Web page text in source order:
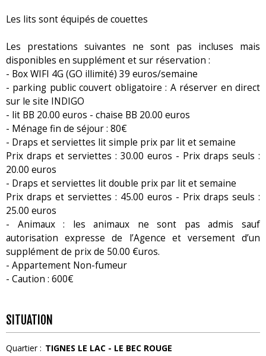
Les lits sont équipés de couettes
Les prestations suivantes ne sont pas incluses mais
disponibles en supplément et sur réservation :
- Box WIFI 4G (GO illimité) 39 euros/semaine
- parking public couvert obligatoire : A réserver en direct
sur le site INDIGO
- lit BB 20.00 euros - chaise BB 20.00 euros
- Ménage fin de séjour : 80€
- Draps et serviettes lit simple prix par lit et semaine
Prix draps et serviettes : 30.00 euros - Prix draps seuls :
20.00 euros
- Draps et serviettes lit double prix par lit et semaine
Prix draps et serviettes : 45.00 euros - Prix draps seuls :
25.00 euros
- Animaux : les animaux ne sont pas admis sauf
autorisation expresse de l’Agence et versement d’un
supplément de prix de 50.00 €uros.
- Appartement Non-fumeur
- Caution : 600€
SITUATION
Quartier : TIGNES LE LAC - LE BEC ROUGE